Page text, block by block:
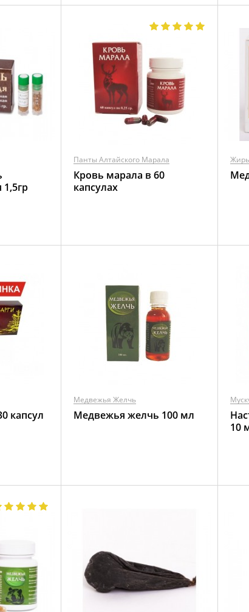
1,5гр
Панты Алтайского Марала
Кровь марала в 60
капсулах
капсул
Медвежья Желчь
Медвежья желчь 100 мл
10